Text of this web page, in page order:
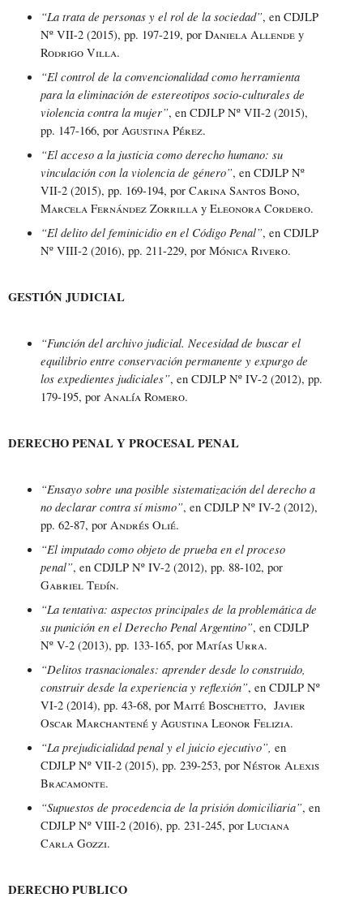
“La trata de personas y el rol de la sociedad”, en CDJLP
Nº VII-2 (2015), pp. 197-219, por Daniela Allende y
Rodrigo Villa.
“El control de la convencionalidad como herramienta
para la eliminación de estereotipos socio-culturales de
violencia contra la mujer”, en CDJLP Nº VII-2 (2015),
pp. 147-166, por Agustina Pérez.
“El acceso a la justicia como derecho humano: su
vinculación con la violencia de género”, en CDJLP Nº
VII-2 (2015), pp. 169-194, por Carina Santos Bono,
Marcela Fernández Zorrilla yEleonora Cordero.
“El delito del feminicidio en el Código Penal”, en CDJLP
Nº VIII-2 (2016), pp. 211-229, por Mónica Rivero.
GESTIÓN JUDICIAL
“Función del archivo judicial. Necesidad de buscar el
equilibrio entre conservación permanente y expurgo de
los expedientes judiciales”, en CDJLP Nº IV-2 (2012), pp.
179-195, por Analía Romero.
DERECHO PENAL Y PROCESAL PENAL
“Ensayo sobre una posible sistematización del derecho a
no declarar contra sí mismo”, en CDJLP Nº IV-2 (2012),
pp. 62-87, por Andrés Olié.
“El imputado como objeto de prueba en el proceso
penal”, en CDJLP Nº IV-2 (2012), pp. 88-102, por
Gabriel Tedín.
“La tentativa: aspectos principales de la problemática de
su punición en el Derecho Penal Argentino”, en CDJLP
Nº V-2 (2013), pp. 133-165, por Matías Urra.
“Delitos trasnacionales: aprender desde lo construido,
construir desde la experiencia y reflexión”, en CDJLP Nº
VI-2 (2014), pp. 43-68, por Maité Boschetto, Javier
Oscar Marchantené yAgustina Leonor Felizia.
“La prejudicialidad penal y el juicio ejecutivo”, en
CDJLP Nº VII-2 (2015), pp. 239-253, por Néstor Alexis
Bracamonte.
“Supuestos de procedencia de la prisión domiciliaria”, en
CDJLP Nº VIII-2 (2016), pp. 231-245, por Luciana
Carla Gozzi.
DERECHO PUBLICO